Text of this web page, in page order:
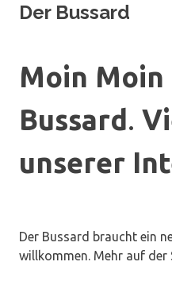
Der Bussard
Moin
Bussard.
unserer
Der Bussard braucht ein
willkommen. Mehr auf der